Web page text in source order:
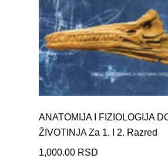
ANATOMIJA I FIZIOLOGIJA
ŽIVOTINJA Za 1. I 2. Razred
1,000.00 RSD